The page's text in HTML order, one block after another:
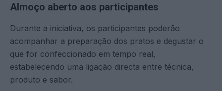
Almoço aberto aos participantes
Durante a iniciativa, os participantes poderão
acompanhar a preparação dos pratos e degustar o
que for confeccionado em tempo real,
estabelecendo uma ligação directa entre técnica,
produto e sabor.